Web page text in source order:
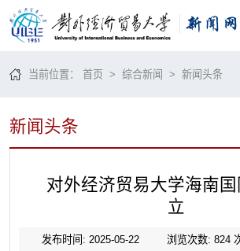
当前位置：首页 >综合新闻 >新闻头条
新闻头条
对外经济贸易大学海南
立
发布时间: 2025-05-22 浏览次数: 824